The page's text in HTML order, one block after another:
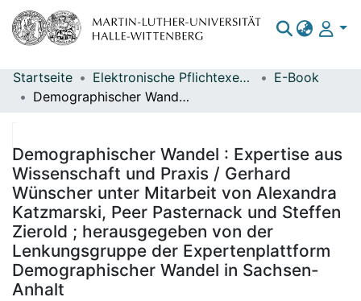
Bereiche & Sammlungen
Statistiken
Startseite Elektronische Pflichtexemplare
E-Book
Demographischer Wandel : Expertise aus Wissenschaft und Praxis / Gerhard Wünscher unter Mitarbeit von Alexandra Katzmarski, Peer Pasternack und Steffen Zierold ; herausgegeben von der Lenkungsgruppe der Expertenplattform Demographischer Wandel in Sachsen-Anhalt
Demographischer Wandel : Expertise aus
Wissenschaft und Praxis / Gerhard
Wünscher unter Mitarbeit von Alexandra
Katzmarski, Peer Pasternack und Steffen
Zierold ; herausgegeben von der
Lenkungsgruppe der Expertenplattform
Demographischer Wandel in Sachsen-
Anhalt